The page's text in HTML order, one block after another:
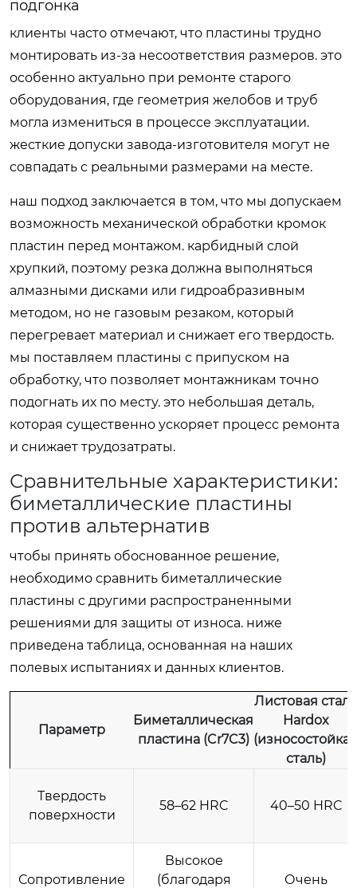
подгонка
клиенты часто отмечают, что пластины трудно
монтировать из-за несоответствия размеров. это
особенно актуально при ремонте старого
оборудования, где геометрия желобов и труб
могла измениться в процессе эксплуатации.
жесткие допуски завода-изготовителя могут не
совпадать с реальными размерами на месте.
наш подход заключается в том, что мы допускаем
возможность механической обработки кромок
пластин перед монтажом. карбидный слой
хрупкий, поэтому резка должна выполняться
алмазными дисками или гидроабразивным
методом, но не газовым резаком, который
перегревает материал и снижает его твердость.
мы поставляем пластины с припуском на
обработку, что позволяет монтажникам точно
подогнать их по месту. это небольшая деталь,
которая существенно ускоряет процесс ремонта
и снижает трудозатраты.
Сравнительные характеристики:
биметаллические пластины
против альтернатив
чтобы принять обоснованное решение,
необходимо сравнить биметаллические
пластины с другими распространенными
решениями для защиты от износа. ниже
приведена таблица, основанная на наших
полевых испытаниях и данных клиентов.
Параметр
Биметаллическая
пластина (Cr7C3)
Листовая сталь
Hardox
(износостойкая
сталь)
Твердость
поверхности
58–62 HRC 40–50 HRC
Сопротивление
Высокое
(благодаря
Очень